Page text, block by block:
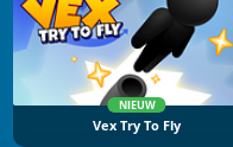
NIEUW
Vex Try To Fly